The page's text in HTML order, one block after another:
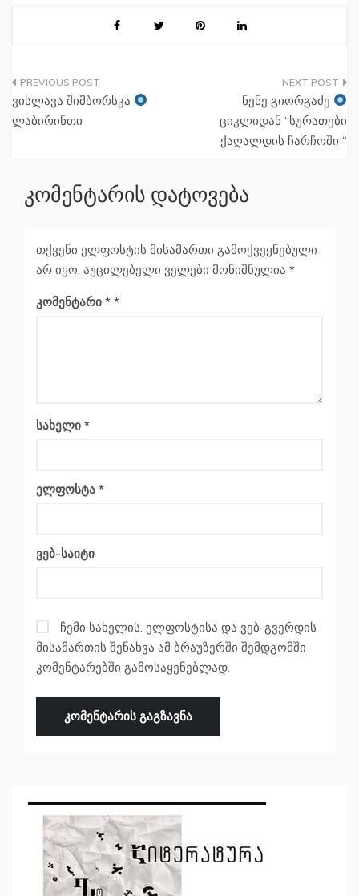
პოსტის
ნავიგაცია
ვისლავა შიმბორსკა
ლაბირინთი
ნენე გიორგაძე
ციკლიდან “სურათები
ქაღალდის ჩარჩოში “
კომენტარის დატოვება
თქვენი ელფოსტის მისამართი გამოქვეყნებული
არ იყო. აუცილებელი ველები მონიშნულია *
კომენტარი *
სახელი *
ელფოსტა *
ვებ-საიტი
ჩემი სახელის. ელფოსტისა და ვებ-გვერდის
მისამართის შენახვა ამ ბრაუზერში შემდგომში
კომენტარებში გამოსაყენებლად.